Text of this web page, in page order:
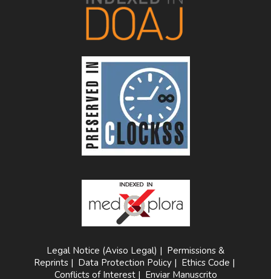
Legal Notice (Aviso Legal) | Permissions &
Reprints | Data Protection Policy | Ethics Code |
Conflicts of Interest| Enviar Manuscrito